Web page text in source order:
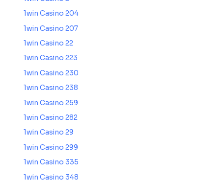
1win Casino 204
1win Casino 207
1win Casino 22
1win Casino 223
1win Casino 230
1win Casino 238
1win Casino 259
1win Casino 282
1win Casino 29
1win Casino 299
1win Casino 335
1win Casino 348